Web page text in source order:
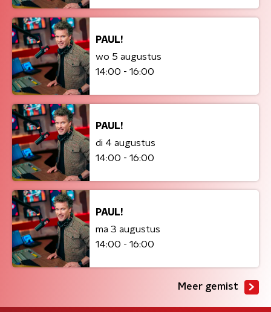
PAUL!
wo 5 augustus
14:00 - 16:00
PAUL!
di 4 augustus
14:00 - 16:00
PAUL!
ma 3 augustus
14:00 - 16:00
Meer gemist